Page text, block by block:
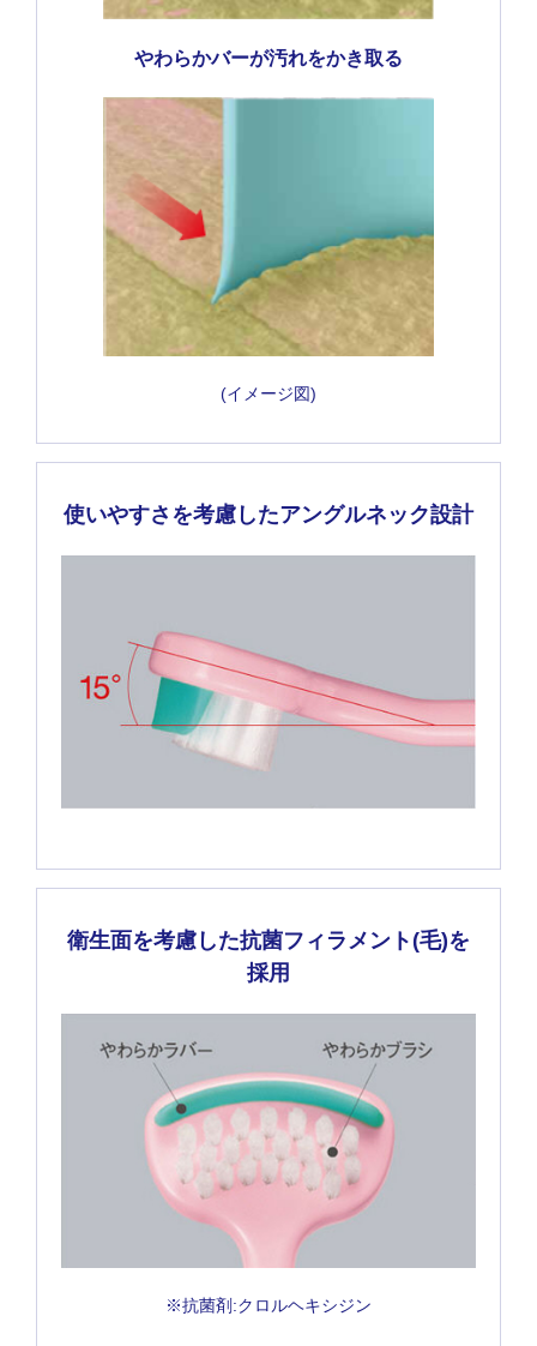
やわらかバーが汚れをかき取る
(イメージ図)
使いやすさを考慮したアングルネック設計
衛生面を考慮した抗菌フィラメント(毛)を
採用
※抗菌剤:クロルヘキシジン